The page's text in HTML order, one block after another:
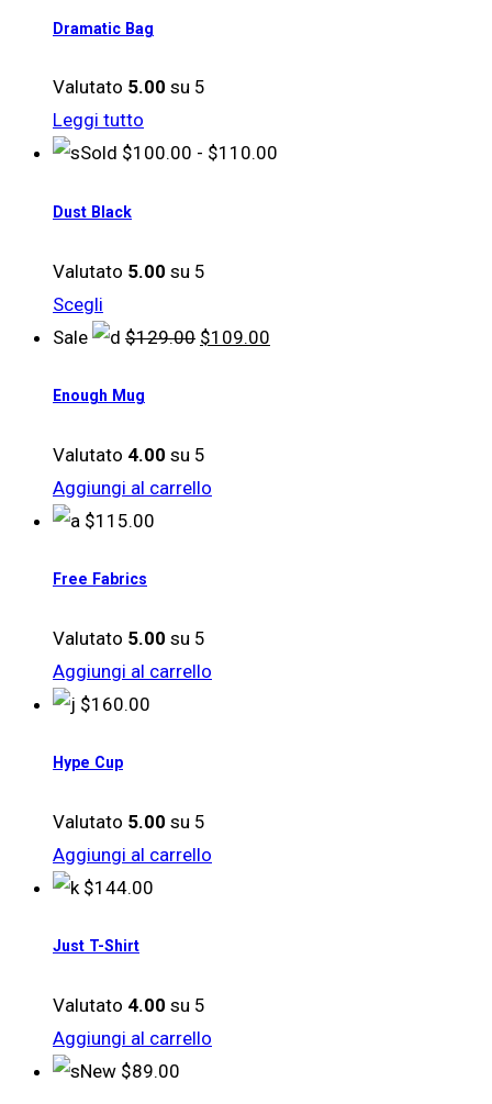
Dramatic Bag
Valutato 5.00 su 5
Leggi tutto
Sold $100.00 - $110.00
Dust Black
Valutato 5.00 su 5
Scegli
prodotto
più
Le
opzioni
possono
nella
pagina
del
Sale $129.00 Il
$129.00.
$109.00
Enough Mug
Valutato 4.00 su 5
Aggiungi al carrello
$115.00
Free Fabrics
Valutato 5.00 su 5
Aggiungi al carrello
$160.00
Hype Cup
Valutato 5.00 su 5
Aggiungi al carrello
$144.00
Just T-Shirt
Valutato 4.00 su 5
Aggiungi al carrello
New $89.00